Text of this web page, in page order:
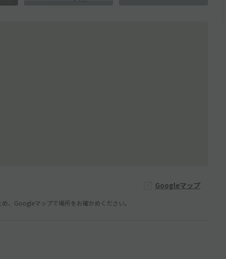
Googleマップ
、Googleマップで場所をお確かめください。